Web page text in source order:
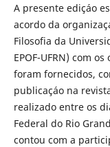
A presente ediçáo
acordo da
Filosofia da
EPOF-UFRN) com
foram fornecidos,
publicaçáo na
realizado entre os
Federal do Rio
contou com a